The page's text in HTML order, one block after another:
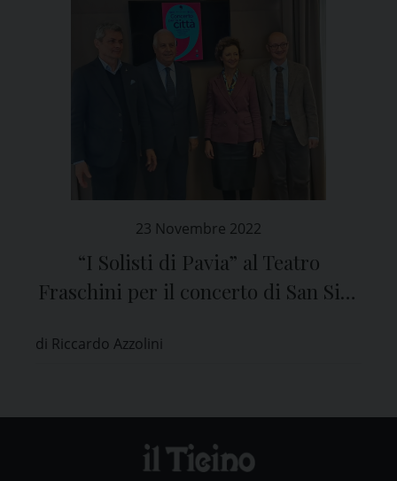
23 Novembre 2022
“I Solisti di Pavia” al Teatro
Fraschini per il concerto di San Siro
di Riccardo Azzolini